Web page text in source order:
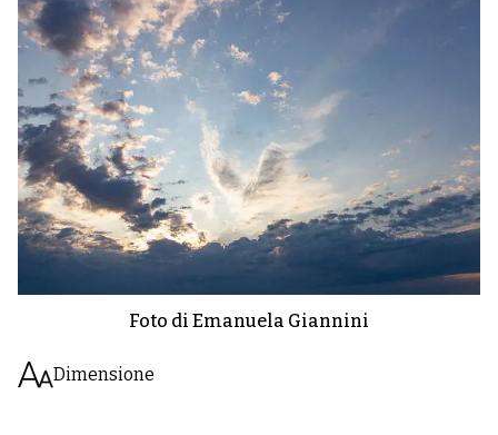
Foto di Emanuela Giannini
Dimensione